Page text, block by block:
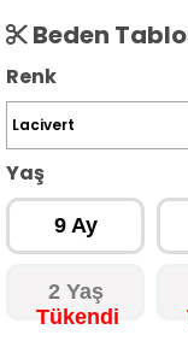
Beden
Renk
Yaş
9 Ay
2 Yaş